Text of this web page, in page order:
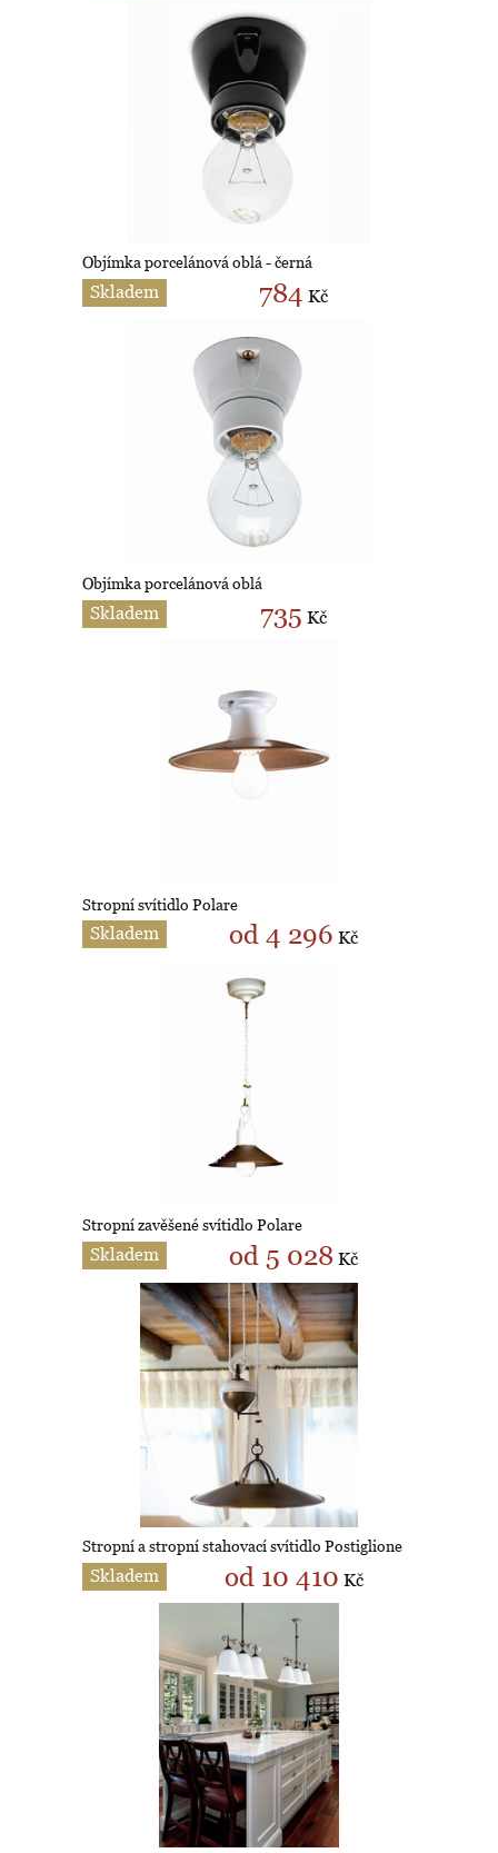
Objímka porcelánová oblá - černá
Skladem 784 Kč
Objímka porcelánová oblá
Skladem 735 Kč
Stropní svítidlo Polare
Skladem od 4 296 Kč
Stropní zavěšené svítidlo Polare
Skladem od 5 028 Kč
Stropní a stropní stahovací svítidlo Postiglione
Skladem od 10 410 Kč